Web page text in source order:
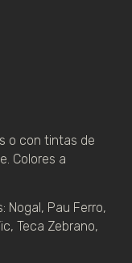
o con tintas de
Colores a
Nogal, Pau Ferro,
Teca Zebrano,